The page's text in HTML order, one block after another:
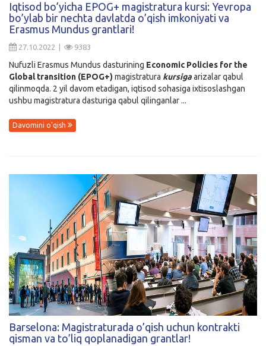
Iqtisod bo’yicha EPOG+ magistratura kursi: Yevropa
bo’ylab bir nechta davlatda o’qish imkoniyati va
Erasmus Mundus grantlari!
27.10.2022 | 9383
Nufuzli Erasmus Mundus dasturining Economic Policies for the
Global transition (EPOG+) magistratura kursigaarizalar qabul
qilinmoqda. 2 yil davom etadigan, iqtisod sohasiga ixtisoslashgan
ushbu magistratura dasturiga qabul qilinganlar ...
Davomini o'qish
Barselona: Magistraturada o’qish uchun kontrakti
qisman va to’liq qoplanadigan grantlar!